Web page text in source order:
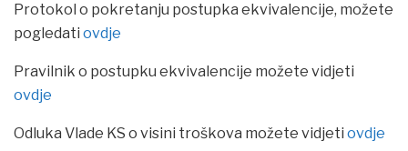
Protokol o pokretanju postupka ekvivalencije, možete
pogledati ovdje
Pravilnik o postupku ekvivalencije možete vidjeti
ovdje
Odluka Vlade KS o visini troškova možete vidjeti ovdje